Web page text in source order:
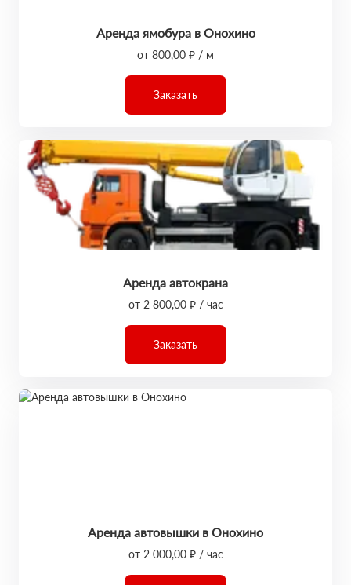
Аренда ямобура в Онохино
от 800,00 ₽ / м
Заказать
Аренда автокрана
от 2 800,00 ₽ / час
Заказать
Аренда автовышки в Онохино
от 2 000,00 ₽ / час